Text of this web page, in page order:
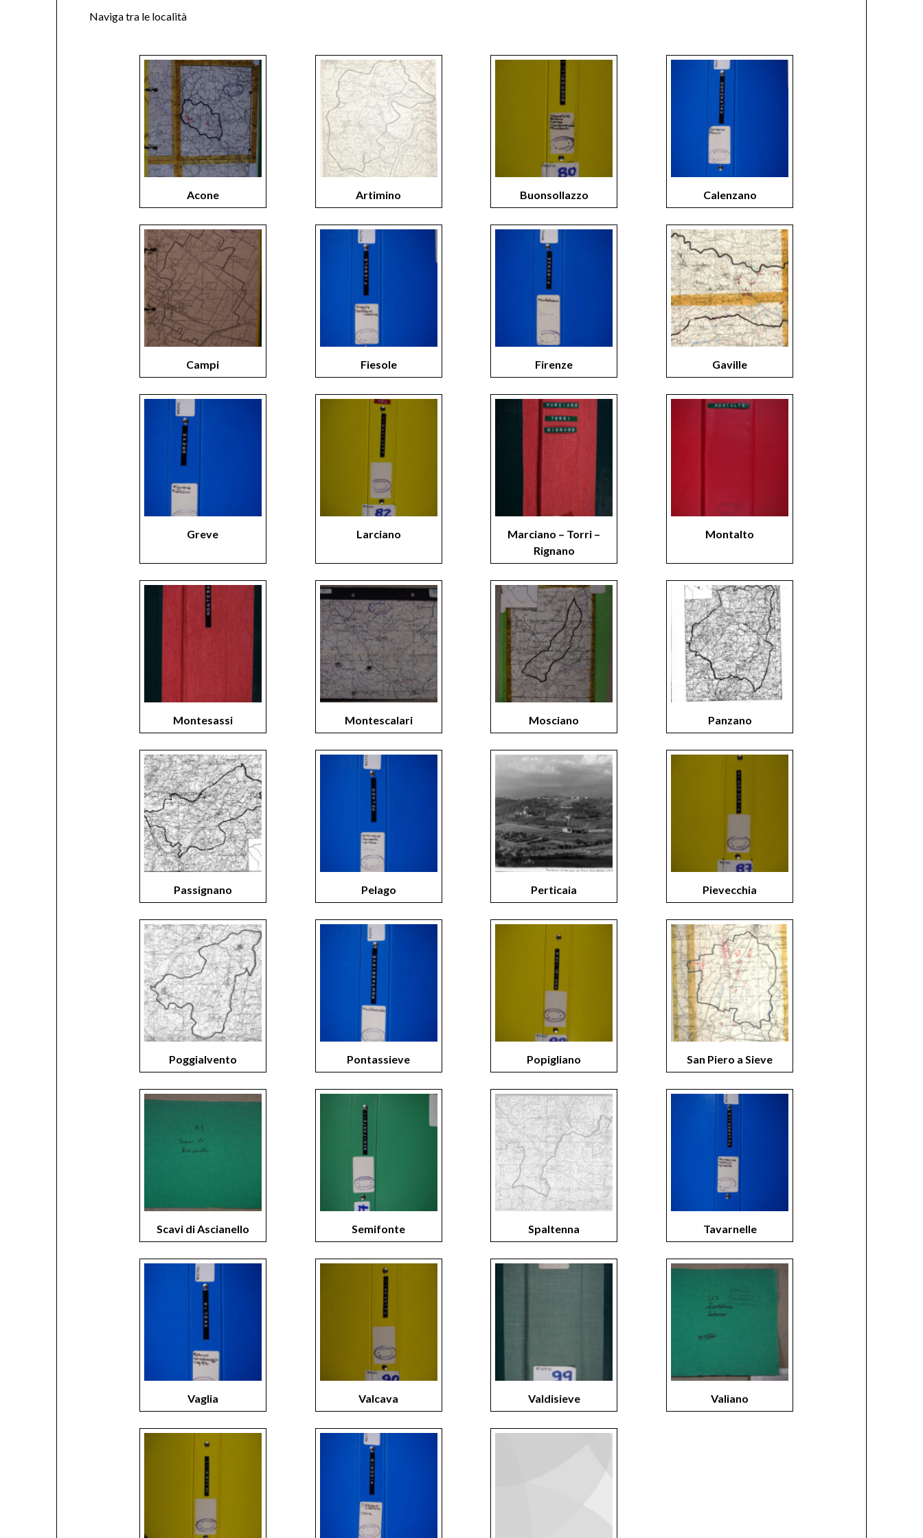
Naviga tra le località
Acone Artimino Buonsollazzo Calenzano
Campi Fiesole Firenze Gaville
Greve Larciano
Marciano – Torri –
Rignano
Montalto
Montesassi Montescalari Mosciano Panzano
Passignano Pelago Perticaia Pievecchia
Poggialvento Pontassieve Popigliano San Piero a Sieve
Scavi di Ascianello Semifonte Spaltenna Tavarnelle
Vaglia Valcava Valdisieve Valiano